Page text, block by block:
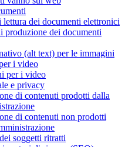
dei documenti elettronici
produzione dei documenti
(alt text) per le immagini
i video
per i video
e privacy
di contenuti prodotti dalla
di contenuti non prodotti
soggetti ritratti